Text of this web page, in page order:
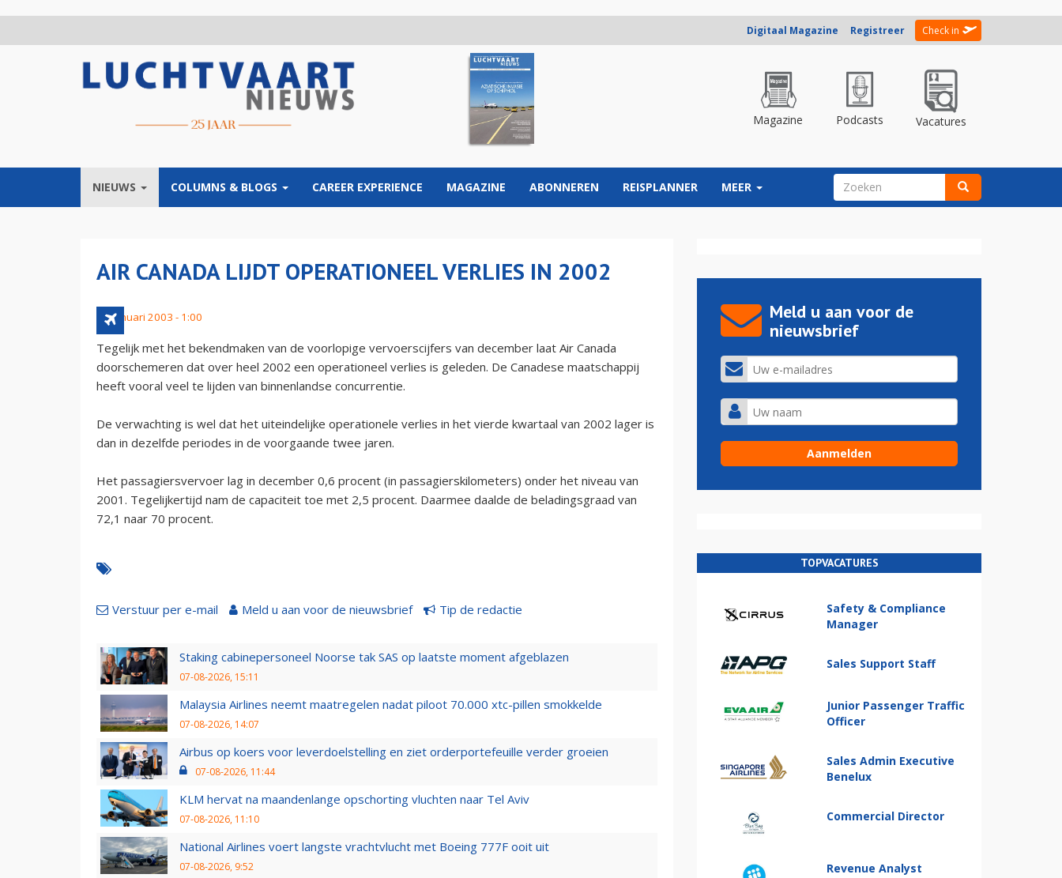
Digitaal Magazine Registreer Check in
Magazine Podcasts Vacatures
NIEUWS COLUMNS & BLOGS CAREER EXPERIENCE MAGAZINE ABONNEREN REISPLANNER MEER ZOEKVELD
AIR CANADA LIJDT OPERATIONEEL VERLIES IN 2002
14 januari 2003 - 1:00
Tegelijk met het bekendmaken van de voorlopige vervoerscijfers van december laat Air Canada
doorschemeren dat over heel 2002 een operationeel verlies is geleden. De Canadese maatschappij
heeft vooral veel te lijden van binnenlandse concurrentie.
De verwachting is wel dat het uiteindelijke operationele verlies in het vierde kwartaal van 2002 lager is
dan in dezelfde periodes in de voorgaande twee jaren.
Het passagiersvervoer lag in december 0,6 procent (in passagierskilometers) onder het niveau van
2001. Tegelijkertijd nam de capaciteit toe met 2,5 procent. Daarmee daalde de beladingsgraad van
72,1 naar 70 procent.
Verstuur per e-mail Meld u aan voor de nieuwsbrief Tip de redactie
Staking cabinepersoneel Noorse tak SAS op laatste moment afgeblazen
07-08-2026, 15:11
Malaysia Airlines neemt maatregelen nadat piloot 70.000 xtc-pillen smokkelde
07-08-2026, 14:07
Airbus op koers voor leverdoelstelling en ziet orderportefeuille verder groeien
07-08-2026, 11:44
KLM hervat na maandenlange opschorting vluchten naar Tel Aviv
07-08-2026, 11:10
National Airlines voert langste vrachtvlucht met Boeing 777F ooit uit
07-08-2026, 9:52
Meld u aan voor de
nieuwsbrief
TOPVACATURES
Safety & Compliance
Manager
Sales Support Staff
Junior Passenger Traffic
Officer
Sales Admin Executive
Benelux
Commercial Director
Revenue Analyst